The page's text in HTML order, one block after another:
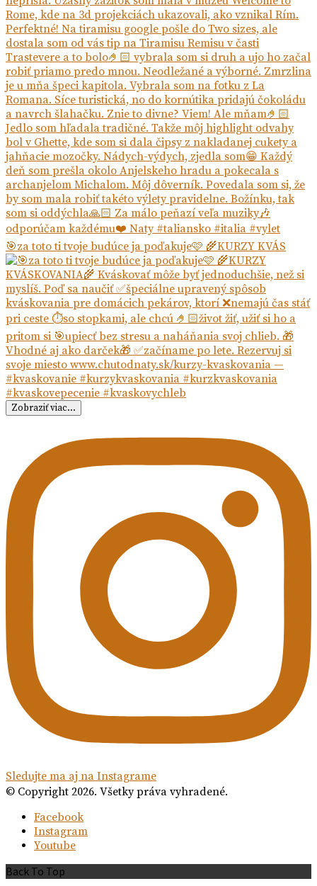
🎯za toto ti tvoje budúce ja poďakuje🩷 🌾KURZY KVÁS
Zobraziť viac...
Sledujte ma aj na Instagrame
© Copyright 2026. Všetky práva vyhradené.
Facebook
Instagram
Youtube
Back To Top